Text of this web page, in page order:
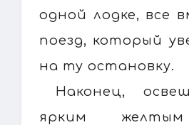
одной лодке, все
поезд, который
на ту остановку.
Наконец,
ярким